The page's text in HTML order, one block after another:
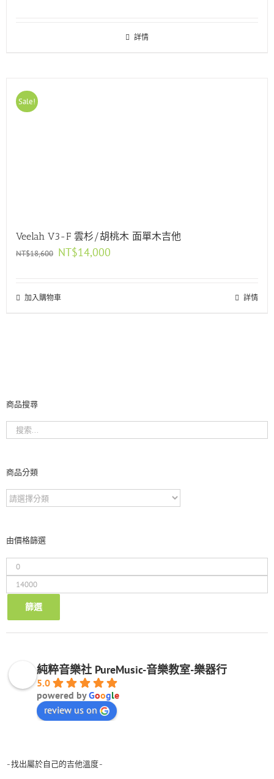
詳情
Sale!
Veelah V3-F 雲杉/胡桃木 面單木吉他
NT$18,600 原
NT$18,600。
NT$14,000
加入購物車 詳情
商品搜尋
商品分類
由價格篩選
低
高
格
篩選
純粹音樂社 PureMusic-音樂教室-樂器行
5.0
powered byGoogle
review us on
-找出屬於自己的吉他溫度-